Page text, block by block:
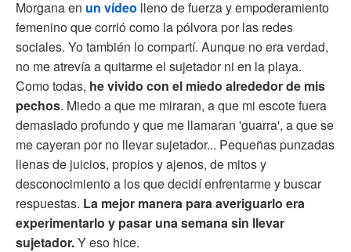
Morgana en un vídeo lleno de fuerza y empoderamiento
femenino que corrió como la pólvora por las redes
sociales. Yo también lo compartí. Aunque no era verdad,
no me atrevía a quitarme el sujetador ni en la playa.
Como todas, he vivido con el miedo alrededor de mis
pechos. Miedo a que me miraran, a que mi escote fuera
demasiado profundo y que me llamaran 'guarra', a que se
me cayeran por no llevar sujetador... Pequeñas punzadas
llenas de juicios, propios y ajenos, de mitos y
desconocimiento a los que decidí enfrentarme y buscar
respuestas. La mejor manera para averiguarlo era
experimentarlo y pasar una semana sin llevar
sujetador.Y eso hice.